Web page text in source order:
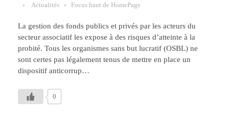
Actualités
Focus haut de HomePage
La gestion des fonds publics et privés par les acteurs du
secteur associatif les expose à des risques d’atteinte à la
probité. Tous les organismes sans but lucratif (OSBL) ne
sont certes pas légalement tenus de mettre en place un
dispositif anticorrup…
0